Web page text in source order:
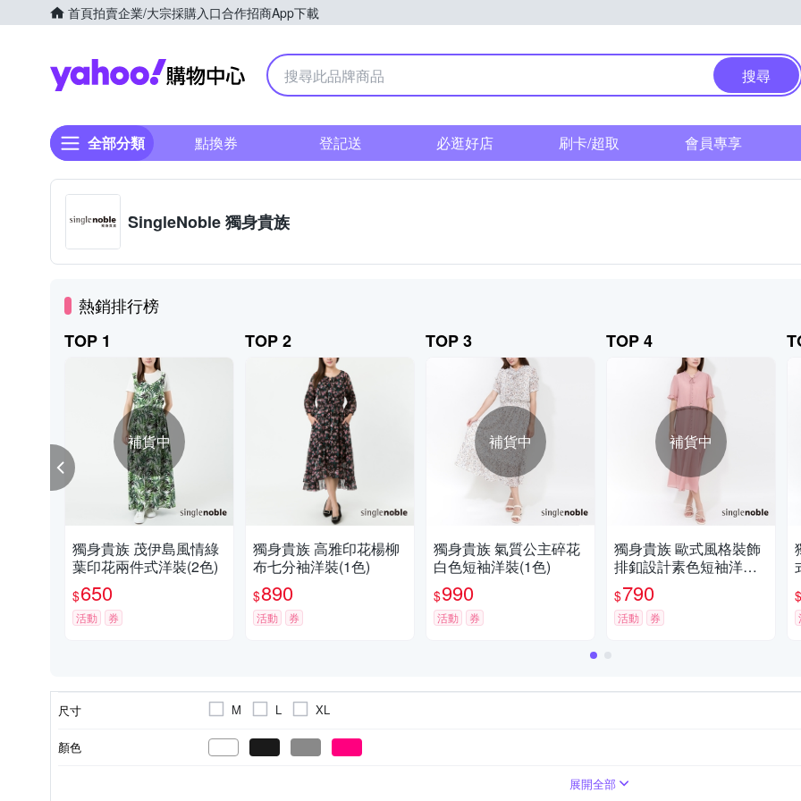
首頁拍賣企業/大宗採購入口合作招商App下載
Yahoo購物中心
搜尋
全部分類 點換券 登記送 必逛好店 刷卡/超取 會員專享
SingleNoble 獨身貴族
熱銷排行榜
TOP 1
補貨中
獨身貴族 茂伊島風情綠
葉印花兩件式洋裝(2色)
$650
活動 券
TOP 2
獨身貴族 高雅印花楊柳
布七分袖洋裝(1色)
$890
活動 券
TOP 3
補貨中
獨身貴族 氣質公主碎花
白色短袖洋裝(1色)
$990
活動 券
TOP 4
補貨中
獨身貴族 歐式風格裝飾
排釦設計素色短袖洋裝
(2色)
$790
活動 券
$
尺寸 M L XL
顏色
條紋
展開全部